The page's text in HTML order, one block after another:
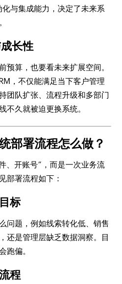
与集成能力，决定了未来系
长性
预算，也要看未来扩展空间。
，不仅能满足当下客户管理
团队扩张、流程升级和多部门
不久就被迫更换系统。
部署流程怎么做？
、开账号”，而是一次业务流
部署流程如下：
标
问题，例如线索转化低、销售
还是管理层缺乏数据洞察。目
跑偏。
程